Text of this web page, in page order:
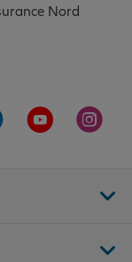
Nord
de Allianz
page Twitter de
sur la page
Aller sur la
Aller